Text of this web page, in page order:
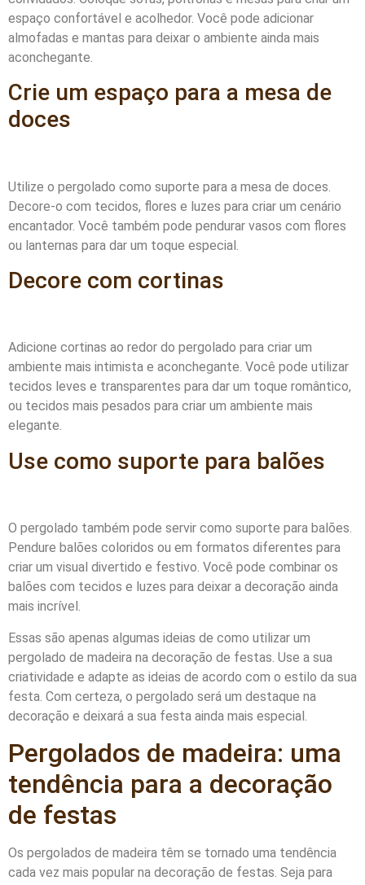
espaço confortável e acolhedor. Você pode adicionar
almofadas e mantas para deixar o ambiente ainda mais
aconchegante.
Crie um espaço para a mesa de
doces
Utilize o pergolado como suporte para a mesa de doces.
Decore-o com tecidos, flores e luzes para criar um cenário
encantador. Você também pode pendurar vasos com flores
ou lanternas para dar um toque especial.
Decore com cortinas
Adicione cortinas ao redor do pergolado para criar um
ambiente mais intimista e aconchegante. Você pode utilizar
tecidos leves e transparentes para dar um toque romântico,
ou tecidos mais pesados para criar um ambiente mais
elegante.
Use como suporte para balões
O pergolado também pode servir como suporte para balões.
Pendure balões coloridos ou em formatos diferentes para
criar um visual divertido e festivo. Você pode combinar os
balões com tecidos e luzes para deixar a decoração ainda
mais incrível.
Essas são apenas algumas ideias de como utilizar um
pergolado de madeira na decoração de festas. Use a sua
criatividade e adapte as ideias de acordo com o estilo da sua
festa. Com certeza, o pergolado será um destaque na
decoração e deixará a sua festa ainda mais especial.
Pergolados de madeira: uma
tendência para a decoração
de festas
Os pergolados de madeira têm se tornado uma tendência
cada vez mais popular na decoração de festas. Seja para